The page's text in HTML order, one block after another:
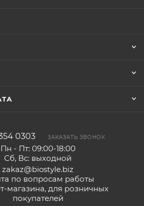
0303 ЗАКАЗАТЬ ЗВОНОК
Пн - Пт: 09:00-18:00
Сб, Вс: выходной
zakaz@biostyle.biz
по вопросам работы
магазина, для розничных
покупателей